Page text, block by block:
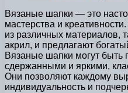
Вязаные шапки — это
мастерства и
из различных материалов,
акрил, и предлагают
Вязаные шапки могут быть
сдержанными и яркими,
Они позволяют каждому
индивидуальность и